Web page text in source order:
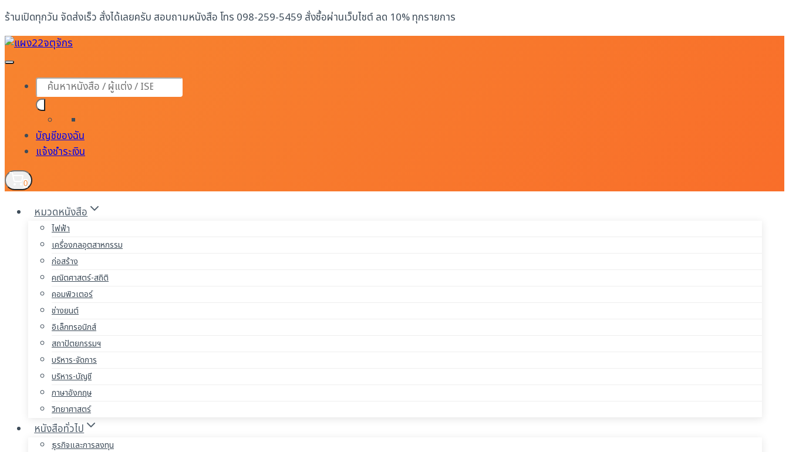
Skip
to
content
ร้านเปิดทุกวัน จัดส่งเร็ว สั่งได้เลยครับ สอบถามหนังสือ โทร 098-259-5459 สั่งซื้อผ่านเว็บไซต์ ลด 10% ทุกรายการ
Products
search
บัญชีของฉัน
แจ้งชำระเงิน
0
หมวดหนังสือ
ไฟฟ้า
เครื่องกลอุตสาหกรรม
ก่อสร้าง
คณิตศาสตร์-สถิติ
คอมพิวเตอร์
ช่างยนต์
อิเล็กทรอนิกส์
สถาปัตยกรรมฯ
บริหาร-จัดการ
บริหาร-บัญชี
ภาษาอังกฤษ
วิทยาศาสตร์
หนังสือทั่วไป
ธุรกิจและการลงทุน